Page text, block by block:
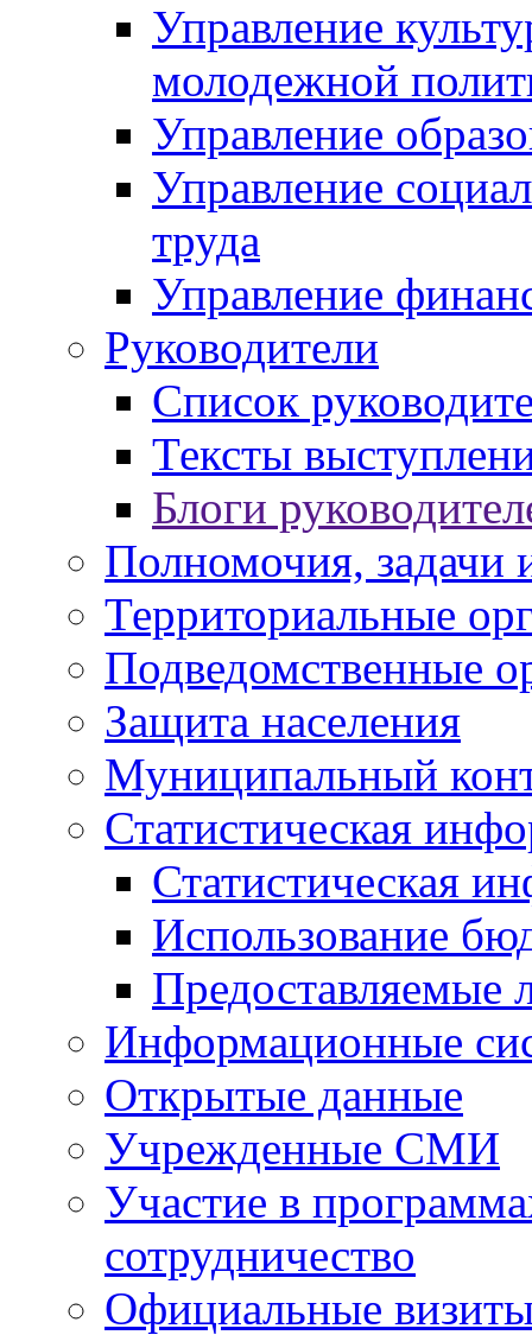
Управление
молодежной
Управление
Управление
труда
Управление
Руководители
Список
Тексты
Блоги
Полномочия, задачи
Территориальные
Подведомственные
Защита населения
Муниципальный
Статистическая
Статистическая
Использование
Предоставляемые
Информационные
Открытые данные
Учрежденные СМИ
Участие в
сотрудничество
Официальные